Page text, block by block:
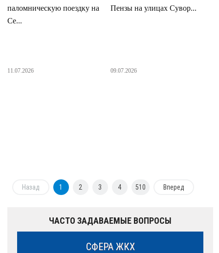
паломническую поездку на
Се...
11.07.2026
Пензы на улицах Сувор...
09.07.2026
Назад 1 2 3 4 510 Вперед
ЧАСТО ЗАДАВАЕМЫЕ ВОПРОСЫ
СФЕРА ЖКХ